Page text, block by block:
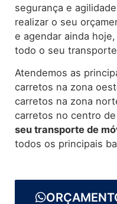
segurança e
realizar o seu
e agendar ainda
todo o seu
Atendemos as
carretos na zona
carretos na zona
carretos no centro de
seu transporte de
todos os principais